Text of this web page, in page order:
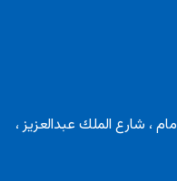
، شارع الملك عبدالعزيز ،